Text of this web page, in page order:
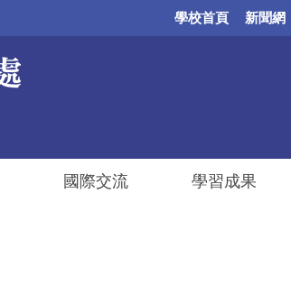
學校首頁 新聞網
國際交流 學習成果